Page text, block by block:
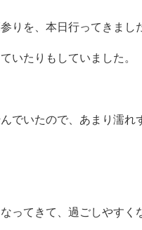
りを、本日行ってきまし
いたりもしていました。
でいたので、あまり濡れ
ってきて、過ごしやすく